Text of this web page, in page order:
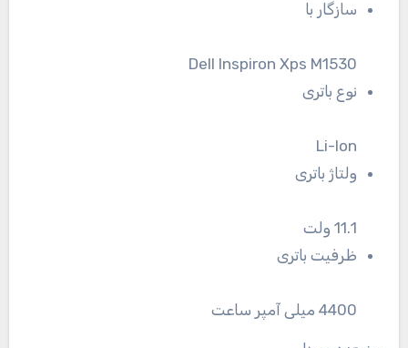
سازگار با
Dell Inspiron Xps M1530
نوع باتری
Li-Ion
ولتاژ باتری
11.1 ولت
ظرفیت باتری
4400 میلی آمپر ساعت